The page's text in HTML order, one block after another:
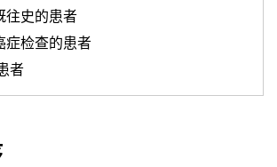
往史的患者
症检查的患者
者